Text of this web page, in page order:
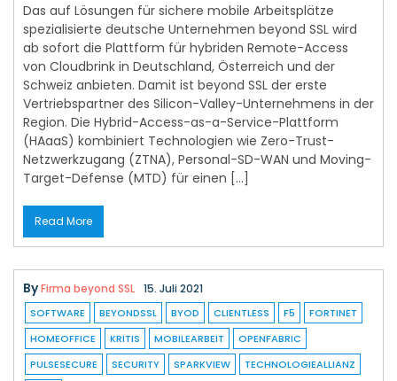
Das auf Lösungen für sichere mobile Arbeitsplätze
spezialisierte deutsche Unternehmen beyond SSL wird
ab sofort die Plattform für hybriden Remote-Access
von Cloudbrink in Deutschland, Österreich und der
Schweiz anbieten. Damit ist beyond SSL der erste
Vertriebspartner des Silicon-Valley-Unternehmens in der
Region. Die Hybrid-Access-as-a-Service-Plattform
(HAaaS) kombiniert Technologien wie Zero-Trust-
Netzwerkzugang (ZTNA), Personal-SD-WAN und Moving-
Target-Defense (MTD) für einen […]
Read More
ByFirma beyond SSL 15. Juli 2021
SOFTWARE BEYONDSSL BYOD CLIENTLESS F5
FORTINET
HOMEOFFICE
KRITIS MOBILEARBEIT
OPENFABRIC
PULSESECURE
SECURITY SPARKVIEW
TECHNOLOGIEALLIANZ